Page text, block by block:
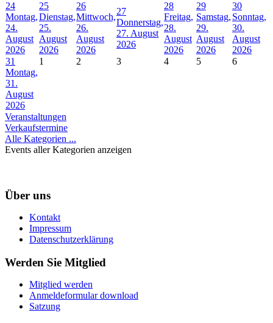
24
Montag,
24.
August
2026
25
Dienstag,
25.
August
2026
26
Mittwoch,
26.
August
2026
27
Donnerstag,
27. August
2026
28
Freitag,
28.
August
2026
29
Samstag,
29.
August
2026
30
Sonntag,
30.
August
2026
31
Montag,
31.
August
2026
1 2 3 4 5 6
Veranstaltungen
Verkaufstermine
Alle Kategorien ...
Events aller Kategorien anzeigen
Über uns
Kontakt
Impressum
Datenschutzerklärung
Werden Sie Mitglied
Mitglied werden
Anmeldeformular download
Satzung